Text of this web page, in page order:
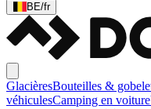
BE/fr
GlacièresBouteilles &
véhiculesCamping en voiture